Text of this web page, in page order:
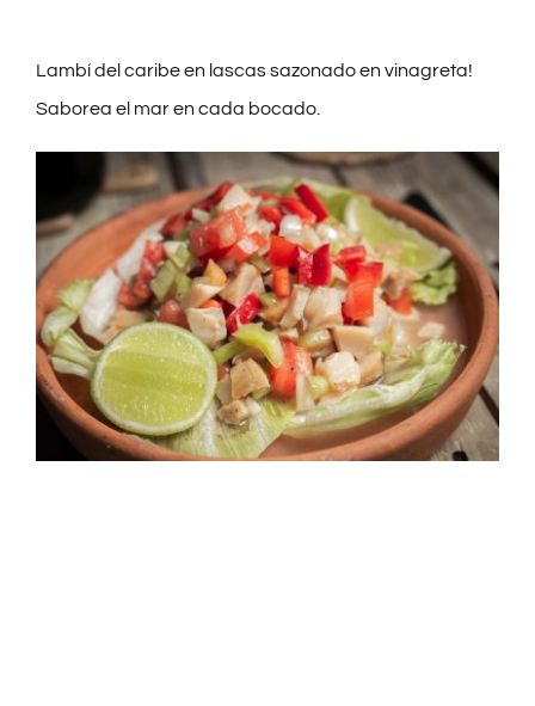
CONTACTO
Lambí del caribe en lascas sazonado en vinagreta!
Saborea el mar en cada bocado.